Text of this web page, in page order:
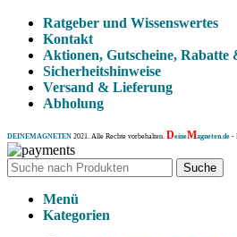
Ratgeber und Wissenswertes
Kontakt
Aktionen, Gutscheine, Rabatte
Sicherheitshinweise
Versand & Lieferung
Abholung
DEINEMAGNETEN 2021. Alle Rechte vorbehalten. DeineMagneten.de -
Suche
Menü
Kategorien